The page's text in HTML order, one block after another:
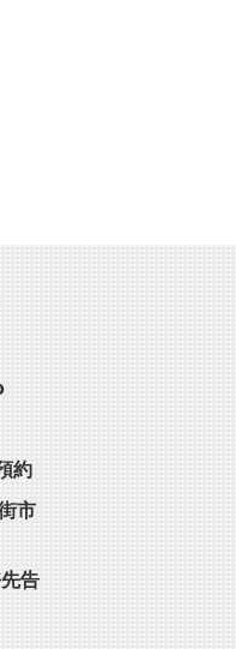
約
市
告